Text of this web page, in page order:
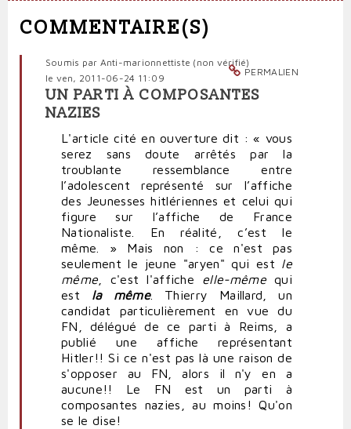
COMMENTAIRE(S)
PERMALIEN
Soumis par Anti-marionnettiste (non vérifié)
le ven, 2011-06-24 11:09
UN PARTI À COMPOSANTES
NAZIES
L'article cité en ouverture dit : « vous
serez sans doute arrêtés par la
troublante ressemblance entre
l’adolescent représenté sur l’affiche
des Jeunesses hitlériennes et celui qui
figure sur l’affiche de France
Nationaliste. En réalité, c’est le
même. » Mais non : ce n'est pas
seulement le jeune "aryen" qui est le
même , c'est l'affiche elle-même qui
est la même. Thierry Maillard, un
candidat particulièrement en vue du
FN, délégué de ce parti à Reims, a
publié une affiche représentant
Hitler!! Si ce n'est pas là une raison de
s'opposer au FN, alors il n'y en a
aucune!! Le FN est un parti à
composantes nazies, au moins! Qu'on
se le dise!